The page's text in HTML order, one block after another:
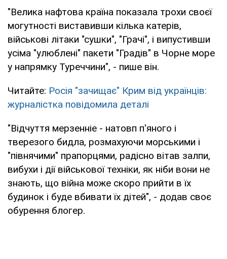
"Велика нафтова країна показала трохи своєї
могутності виставивши кілька катерів,
військові літаки "сушки", "Грачі", і випустивши
усіма "улюблені" пакети "Градів" в Чорне море
у напрямку Туреччини", - пише він.
Читайте: Росія "зачищає" Крим від українців:
журналістка повідомила деталі
"Відчуття мерзенніе - натовп п'яного і
тверезого бидла, розмахуючи морськими і
"півнячими" прапорцями, радісно вітав залпи,
вибухи і дії військової техніки, як ніби вони не
знають, що війна може скоро прийти в їх
будинок і буде вбивати їх дітей", - додав своє
обурення блогер.